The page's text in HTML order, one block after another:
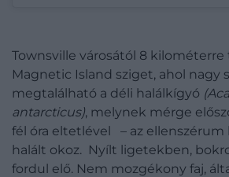
Townsville városától 8 kilométerre
Magnetic Island sziget, ahol nagy
megtalálható a déli halálkígyó
antarcticus), melynek mérge
fél óra eltetlével – az ellenszérum
halált okoz. Nyílt ligetekben,
fordul elő. Nem mozgékony faj,